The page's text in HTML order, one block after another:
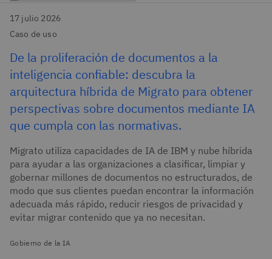
17 julio 2026
Caso de uso
De la proliferación de documentos a la
inteligencia confiable: descubra la
arquitectura híbrida de Migrato para obtener
perspectivas sobre documentos mediante IA
que cumpla con las normativas.
Migrato utiliza capacidades de IA de IBM y nube híbrida
para ayudar a las organizaciones a clasificar, limpiar y
gobernar millones de documentos no estructurados, de
modo que sus clientes puedan encontrar la información
adecuada más rápido, reducir riesgos de privacidad y
evitar migrar contenido que ya no necesitan.
Gobierno de la IA